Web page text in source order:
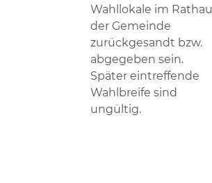
Wahllokale im
der Gemeinde
zurückgesandt bzw.
abgegeben sein.
Später eintreffende
Wahlbreife sind
ungültig.